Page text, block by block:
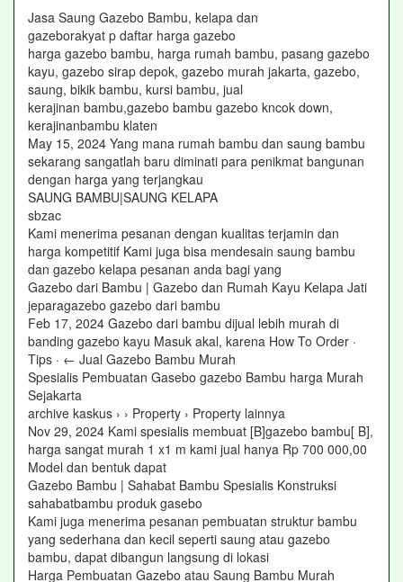
Jasa Saung Gazebo Bambu, kelapa dan
gazeborakyat p daftar harga gazebo
harga gazebo bambu, harga rumah bambu, pasang gazebo
kayu, gazebo sirap depok, gazebo murah jakarta, gazebo,
saung, bikik bambu, kursi bambu, jual
kerajinan bambu,gazebo bambu gazebo kncok down,
kerajinanbambu klaten
May 15, 2024 Yang mana rumah bambu dan saung bambu
sekarang sangatlah baru diminati para penikmat bangunan
dengan harga yang terjangkau
SAUNG BAMBU|SAUNG KELAPA
sbzac
Kami menerima pesanan dengan kualitas terjamin dan
harga kompetitif Kami juga bisa mendesain saung bambu
dan gazebo kelapa pesanan anda bagi yang
Gazebo dari Bambu | Gazebo dan Rumah Kayu Kelapa Jati
jeparagazebo gazebo dari bambu
Feb 17, 2024 Gazebo dari bambu dijual lebih murah di
banding gazebo kayu Masuk akal, karena How To Order ·
Tips · ← Jual Gazebo Bambu Murah
Spesialis Pembuatan Gasebo gazebo Bambu harga Murah
Sejakarta
archive kaskus › › Property › Property lainnya
Nov 29, 2024 Kami spesialis membuat [B]gazebo bambu[ B],
harga sangat murah 1 x1 m kami jual hanya Rp 700 000,00
Model dan bentuk dapat
Gazebo Bambu | Sahabat Bambu Spesialis Konstruksi
sahabatbambu produk gasebo
Kami juga menerima pesanan pembuatan struktur bambu
yang sederhana dan kecil seperti saung atau gazebo
bambu, dapat dibangun langsung di lokasi
Harga Pembuatan Gazebo atau Saung Bambu Murah